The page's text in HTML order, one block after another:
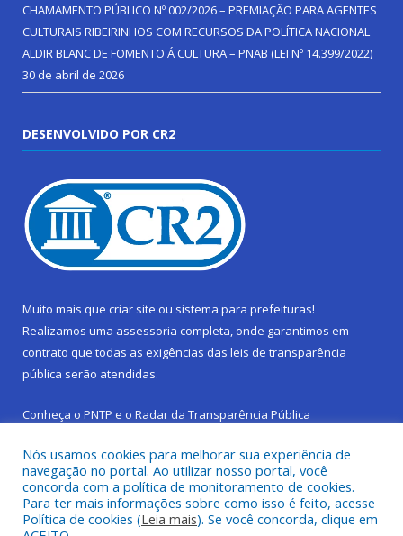
CHAMAMENTO PÚBLICO Nº 002/2026 – PREMIAÇÃO PARA AGENTES
CULTURAIS RIBEIRINHOS COM RECURSOS DA POLÍTICA NACIONAL
ALDIR BLANC DE FOMENTO Á CULTURA – PNAB (LEI Nº 14.399/2022)
30 de abril de 2026
DESENVOLVIDO POR CR2
Muito mais que criar site ou sistema para prefeituras!
Realizamos uma assessoria completa, onde garantimos em
contrato que todas as exigências das leis de transparência
pública serão atendidas.
Conheça o PNTP e o Radar da Transparência Pública
Todos os direitos reservados a Prefeitura Municipal de São
Sebastião da Boa Vista.
Nós usamos cookies para melhorar sua experiência de
navegação no portal. Ao utilizar nosso portal, você
concorda com a política de monitoramento de cookies.
Para ter mais informações sobre como isso é feito, acesse
Política de cookies (Leia mais). Se você concorda, clique em